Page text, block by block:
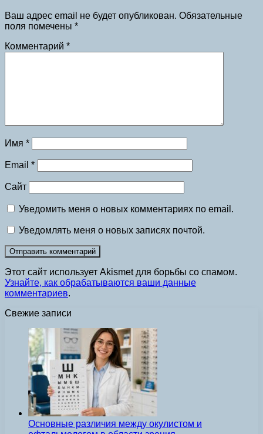
Ваш адрес email не будет опубликован. Обязательные
поля помечены *
Комментарий *
Имя *
Email *
Сайт
Уведомить меня о новых комментариях по email.
Уведомлять меня о новых записях почтой.
Этот сайт использует Akismet для борьбы со спамом.
Узнайте, как обрабатываются ваши данные
комментариев.
Свежие записи
Основные различия между окулистом и